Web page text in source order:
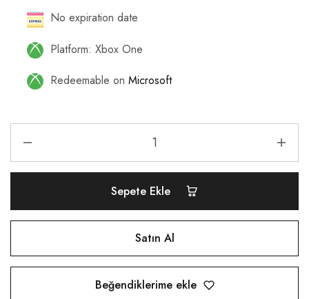
No expiration date
Platform: Xbox One
Redeemable on Microsoft
Sepete Ekle
Satın Al
Beğendiklerime ekle